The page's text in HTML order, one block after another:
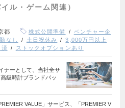
ル・ゲーム関連）
都 株式公開準備
ベンチャー企
なし 土日祝休み
3,000万円以上
ストックオプションあり
ナーとして、当社全サ
級時計ブランドバッ
VALUE」サービス、「PREMIER V